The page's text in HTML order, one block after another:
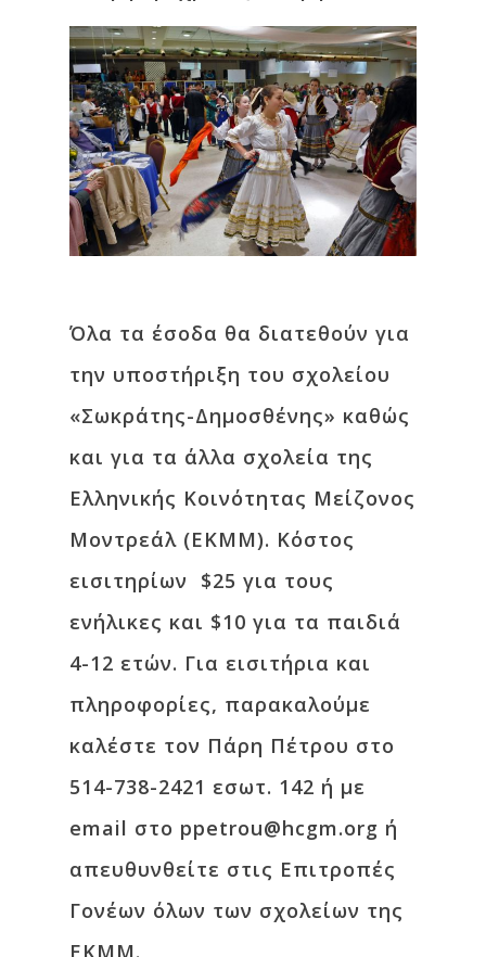
Όλα τα έσοδα θα διατεθούν για
την υποστήριξη του σχολείου
«Σωκράτης-Δημοσθένης» καθώς
και για τα άλλα σχολεία της
Ελληνικής Κοινότητας Μείζονος
Μοντρεάλ (EKMM). Κόστος
εισιτηρίων $25 για τους
ενήλικες και $10 για τα παιδιά
4-12 ετών. Για εισιτήρια και
πληροφορίες, παρακαλούμε
καλέστε τον Πάρη Πέτρου στο
514-738-2421 εσωτ. 142 ή με
email στο ppetrou@hcgm.org ή
απευθυνθείτε στις Επιτροπές
Γονέων όλων των σχολείων της